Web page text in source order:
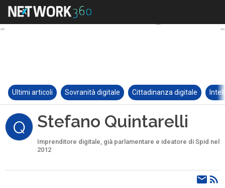
Ultimi articoli Sovranità digitale Cittadinanza digitale
Q Stefano Quintarelli
Imprenditore digitale, già parlamentare e ideatore di Spid nel
2012